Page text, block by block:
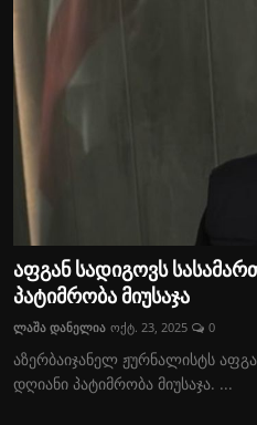
აფგან სადიგოვს
პატიმრობა მიუსაჯა
ლაშა დანელია ოქტ. 23, 2025 0
აზერბაიჯანელ ჟურნალისტს
დღიანი პატიმრობა მიუსაჯა. ...